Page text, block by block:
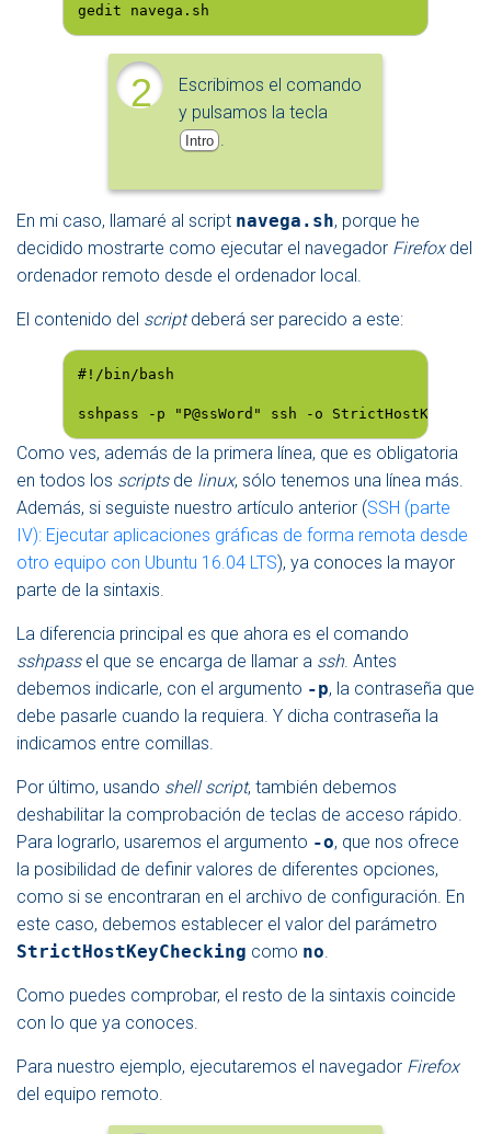
gedit navega.sh
2
Escribimos el comando
y pulsamos la tecla
Intro
En mi caso, llamaré al script navega.sh, porque he
decidido mostrarte como ejecutar el navegador Firefoxdel
ordenador remoto desde el ordenador local.
El contenido del scriptdeberá ser parecido a este:
#!/bin/bash
sshpass -p "P@ssWord" ssh -o
Como ves, además de la primera línea, que es obligatoria
en todos los scriptsde linux, sólo tenemos una línea más.
Además, si seguiste nuestro artículo anterior (SSH (parte
IV): Ejecutar aplicaciones gráficas de forma remota desde
otro equipo con Ubuntu 16.04 LTS), ya conoces la mayor
parte de la sintaxis.
La diferencia principal es que ahora es el comando
sshpassel que se encarga de llamar a ssh. Antes
debemos indicarle, con el argumento -p, la contraseña que
debe pasarle cuando la requiera. Y dicha contraseña la
indicamos entre comillas.
Por último, usando shell script, también debemos
deshabilitar la comprobación de teclas de acceso rápido.
Para lograrlo, usaremos el argumento -o, que nos ofrece
la posibilidad de definir valores de diferentes opciones,
como si se encontraran en el archivo de configuración. En
este caso, debemos establecer el valor del parámetro
StrictHostKeyChecking como no
Como puedes comprobar, el resto de la sintaxis coincide
con lo que ya conoces.
Para nuestro ejemplo, ejecutaremos el navegador Firefox
del equipo remoto.